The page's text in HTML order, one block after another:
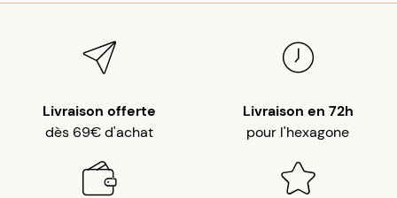
Livraison offerte
dès 69€ d'achat
Livraison en 72h
pour l'hexagone